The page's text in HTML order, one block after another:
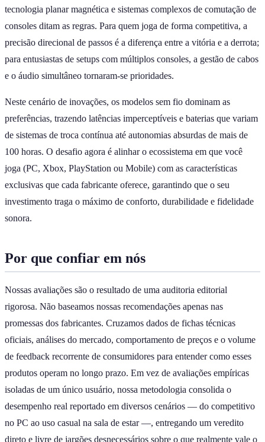
tecnologia planar magnética e sistemas complexos de comutação de
consoles ditam as regras. Para quem joga de forma competitiva, a
precisão direcional de passos é a diferença entre a vitória e a derrota;
para entusiastas de setups com múltiplos consoles, a gestão de cabos
e o áudio simultâneo tornaram-se prioridades.
Neste cenário de inovações, os modelos sem fio dominam as
preferências, trazendo latências imperceptíveis e baterias que variam
de sistemas de troca contínua até autonomias absurdas de mais de
100 horas. O desafio agora é alinhar o ecossistema em que você
joga (PC, Xbox, PlayStation ou Mobile) com as características
exclusivas que cada fabricante oferece, garantindo que o seu
investimento traga o máximo de conforto, durabilidade e fidelidade
sonora.
Por que confiar em nós
Nossas avaliações são o resultado de uma auditoria editorial
rigorosa. Não baseamos nossas recomendações apenas nas
promessas dos fabricantes. Cruzamos dados de fichas técnicas
oficiais, análises do mercado, comportamento de preços e o volume
de feedback recorrente de consumidores para entender como esses
produtos operam no longo prazo. Em vez de avaliações empíricas
isoladas de um único usuário, nossa metodologia consolida o
desempenho real reportado em diversos cenários — do competitivo
no PC ao uso casual na sala de estar —, entregando um veredito
direto e livre de jargões desnecessários sobre o que realmente vale o